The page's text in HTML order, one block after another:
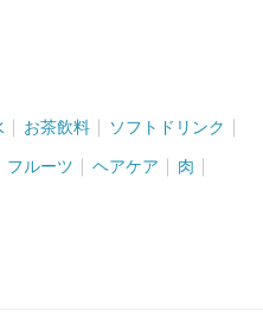
お茶飲料 ソフトドリンク
フルーツ ヘアケア 肉